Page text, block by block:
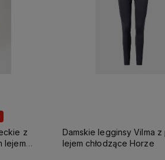
Damskie legginsy z
"Anya" Horze